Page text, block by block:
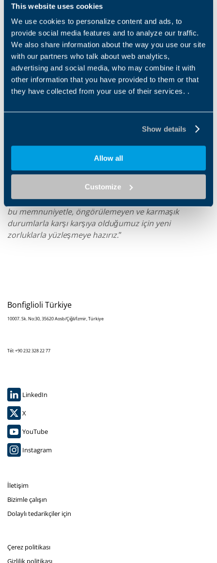
This website uses cookies
We use cookies to personalize content and ads, to
provide social media features and to analyze our traffic.
We also share information about the way you use our site
with our partners who talk about web analytics,
advertising and social media, who may combine it with
other information that you have provided to them or that
they have collected from your use of their services. .
Show details
Allow all
Customize
korumaya kararlı bir platform olan Treedom
aracılığıyla çevrimiçi olarak takip edilebilen belirli
sayıda ağaç fidesi alacaktır.
Save the Children: Çocuklar ve gençler, geleceği
temsil ettikleri için her zaman Bonfiglioli
Grubu'nun ilgi odağı olmuştur. Aynı ruhla,
dünyanın dört bir yanındaki zor durumdaki
çocuklara yardım etmek için yıllardır çalışan bu
“Tüm dünyada 4000'den
olan bu başarıdan gurur duyuyoruz ve onlara
65 yıl önce Bonfiglioli'yi kurduğunda, ne kadar
ilerleyeceğimizi ve yıllar içinde yaptığımız değişiklikleri
hayal edebileceğini sanmıyorum. Ancak, yüreğimizdeki
bu memnuniyetle, öngörülemeyen ve karmaşık
durumlarla karşı karşıya olduğumuz için yeni
zorluklarla yüzleşmeye hazırız.”
Bonfiglioli Türkiye
10007. Sk. No:30, 35620 Aosb/Çiğli/İzmir, Türkiye
Tél: +90 232 328 22 77
LinkedIn
X
YouTube
Instagram
İletişim
Bizimle çalışın
Dolaylı tedarikçiler için
Çerez politikası
Gizlilik politikası